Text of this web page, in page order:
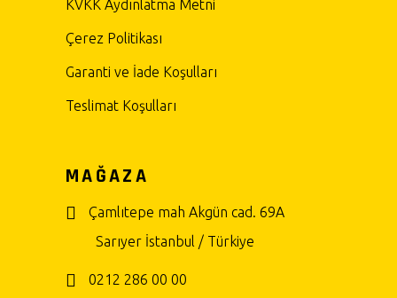
KVKK Aydınlatma Metni
Çerez Politikası
Garanti ve İade Koşulları
Teslimat Koşulları
MAĞAZA
Çamlıtepe mah Akgün cad. 69A
Sarıyer İstanbul / Türkiye
0212 286 00 00